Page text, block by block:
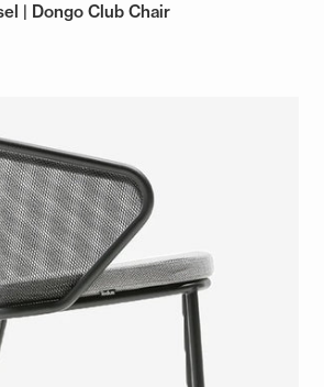
| Dongo Club Chair